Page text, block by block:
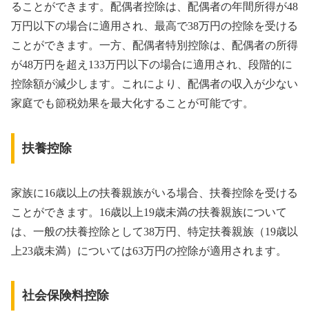
ることができます。配偶者控除は、配偶者の年間所得が48
万円以下の場合に適用され、最高で38万円の控除を受ける
ことができます。一方、配偶者特別控除は、配偶者の所得
が48万円を超え133万円以下の場合に適用され、段階的に
控除額が減少します。これにより、配偶者の収入が少ない
家庭でも節税効果を最大化することが可能です。
扶養控除
家族に16歳以上の扶養親族がいる場合、扶養控除を受ける
ことができます。16歳以上19歳未満の扶養親族について
は、一般の扶養控除として38万円、特定扶養親族（19歳以
上23歳未満）については63万円の控除が適用されます。
社会保険料控除